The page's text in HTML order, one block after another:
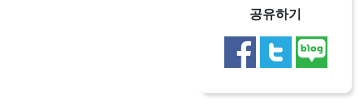
공유하기